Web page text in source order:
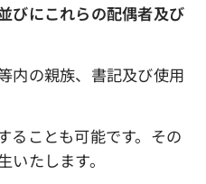
びにこれらの配偶者及び
の親族、書記及び使用
ることも可能です。その
たします。